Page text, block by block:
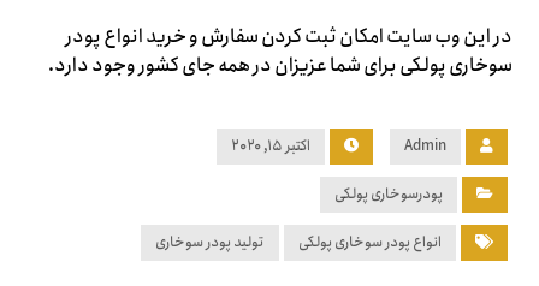
در این وب سایت امکان ثبت کردن سفارش و خرید انواع پودر
سوخاری پولکی برای شما عزیزان در همه جای کشور وجود دارد.
Admin اکتبر ۱۵, ۲۰۲۰
پودرسوخاری پولکی
انواع پودر سوخاری پولکی تولید پودر سوخاری